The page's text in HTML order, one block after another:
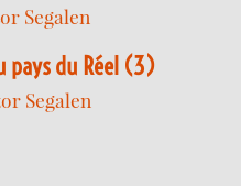
Segalen
pays du Réel (3)
Segalen